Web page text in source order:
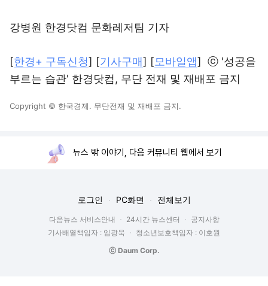
강병원 한경닷컴 문화레저팀 기자
[한경+ 구독신청] [기사구매] [모바일앱] ⓒ '성공을
부르는 습관' 한경닷컴, 무단 전재 및 재배포 금지
Copyright © 한국경제. 무단전재 및 재배포 금지.
뉴스 밖 이야기, 다음 커뮤니티 웹에서 보기
로그인 PC화면 전체보기
다음뉴스 서비스안내 24시간 뉴스센터
공지사항
기사배열책임자 : 임광욱
청소년보호책임자 : 이호원
ⓒ Daum Corp.